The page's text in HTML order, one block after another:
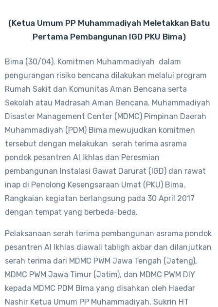
(Ketua Umum PP Muhammadiyah Meletakkan Batu
Pertama Pembangunan IGD PKU Bima)
Bima (30/04). Komitmen Muhammadiyah dalam
pengurangan risiko bencana dilakukan melalui program
Rumah Sakit dan Komunitas Aman Bencana serta
Sekolah atau Madrasah Aman Bencana. Muhammadiyah
Disaster Management Center (MDMC) Pimpinan Daerah
Muhammadiyah (PDM) Bima mewujudkan komitmen
tersebut dengan melakukan serah terima asrama
pondok pesantren Al Ikhlas dan Peresmian
pembangunan Instalasi Gawat Darurat (IGD) dan rawat
inap di Penolong Kesengsaraan Umat (PKU) Bima.
Rangkaian kegiatan berlangsung pada 30 April 2017
dengan tempat yang berbeda-beda.
Pelaksanaan serah terima pembangunan asrama pondok
pesantren Al Ikhlas diawali tabligh akbar dan dilanjutkan
serah terima dari MDMC PWM Jawa Tengah (Jateng),
MDMC PWM Jawa Timur (Jatim), dan MDMC PWM DIY
kepada MDMC PDM Bima yang disahkan oleh Haedar
Nashir Ketua Umum PP Muhammadiyah. Sukrin HT